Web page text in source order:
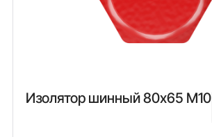
Изолятор шинный 80х65 М10